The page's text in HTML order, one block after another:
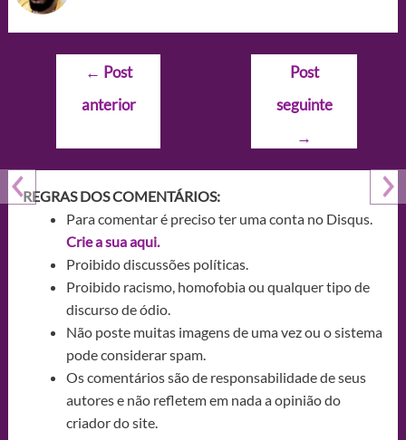
Navegação
Post
← Post
anterior
Post
seguinte
→
REGRAS DOS COMENTÁRIOS:
Para comentar é preciso ter uma conta no Disqus.
Crie a sua aqui.
Proibido discussões políticas.
Proibido racismo, homofobia ou qualquer tipo de
discurso de ódio.
Não poste muitas imagens de uma vez ou o sistema
pode considerar spam.
Os comentários são de responsabilidade de seus
autores e não refletem em nada a opinião do
criador do site.